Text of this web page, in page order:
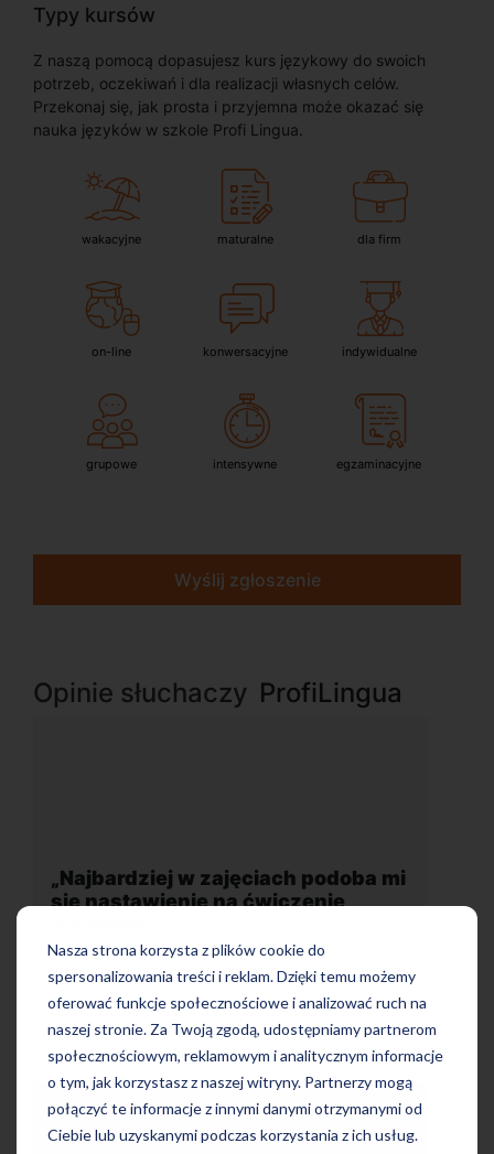
Nasza strona korzysta z plików cookie do
spersonalizowania treści i reklam. Dzięki temu możemy
oferować funkcje społecznościowe i analizować ruch na
naszej stronie. Za Twoją zgodą, udostępniamy partnerom
społecznościowym, reklamowym i analitycznym informacje
o tym, jak korzystasz z naszej witryny. Partnerzy mogą
połączyć te informacje z innymi danymi otrzymanymi od
Ciebie lub uzyskanymi podczas korzystania z ich usług.
Typy kursów
Z naszą pomocą dopasujesz kurs językowy do swoich
potrzeb, oczekiwań i dla realizacji własnych celów.
Przekonaj się, jak prosta i przyjemna może okazać się
nauka języków w szkole Profi Lingua.
wakacyjne maturalne dla firm
on-line konwersacyjne indywidualne
grupowe intensywne egzaminacyjne
Wyślij zgłoszenie
Opinie słuchaczy ProfiLingua
w zajęciach podoba mi
na ćwiczenie
„Wygodna,
położona w